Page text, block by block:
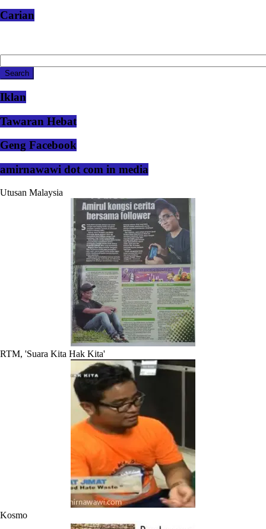
Carian
Iklan
Tawaran Hebat
Geng Facebook
amirnawawi dot com in media
Utusan Malaysia
RTM, 'Suara Kita Hak Kita'
Kosmo